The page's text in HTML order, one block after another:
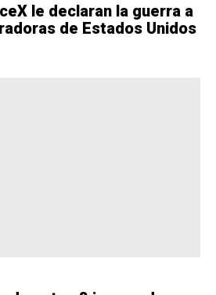
le declaran la guerra a
de Estados Unidos